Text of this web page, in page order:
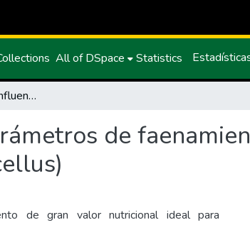
All of DSpace Statistics
Determinación de la influencia de los parámetros de faenamiento sobre la calidad de la carne de cuy (Cavia porcellus)
de
de gran valor nutricional ideal para